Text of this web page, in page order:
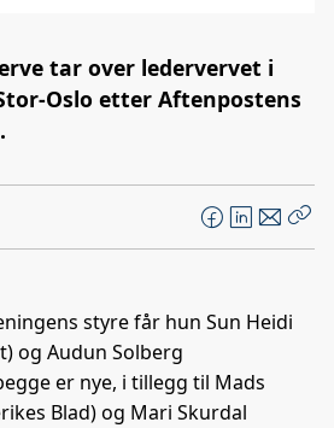
tar over ledervervet i
Oslo etter Aftenpostens
F
e
o
o
L
k
d
I
E
o
t
styre får hun Sun Heidi
og Audun Solberg
er nye, i tillegg til Mads
Blad) og Mari Skurdal